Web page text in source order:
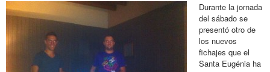
Durante la jornada
del sábado se
presentó otro de
los nuevos
fichajes que el
Santa Eugénia ha